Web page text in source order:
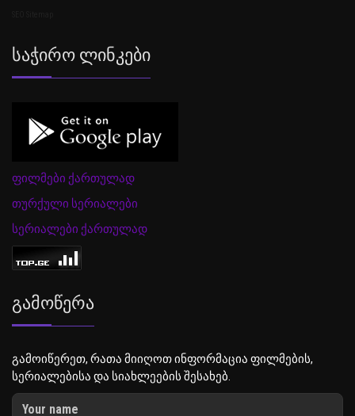
Საჭირო Ლინკები
ფილმები ქართულად
თურქული სერიალები
სერიალები ქართულად
Გამოწერა
გამოიწერეთ, რათა მიიღოთ ინფორმაცია ფილმების,
სერიალებისა და სიახლეების შესახებ.